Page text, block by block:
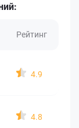
Рейтинг
4.9
4.8